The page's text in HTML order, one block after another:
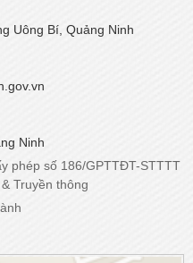
Uông Bí, Quảng Ninh
Ninh
phép số 186/GPTTĐT-STTTT
Truyền thông